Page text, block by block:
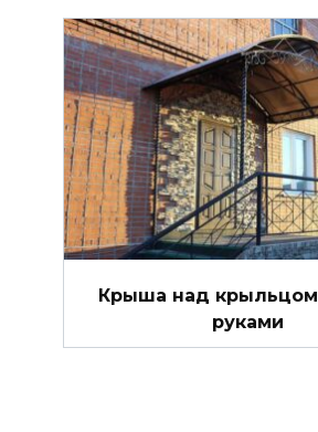
Крыша над
руками